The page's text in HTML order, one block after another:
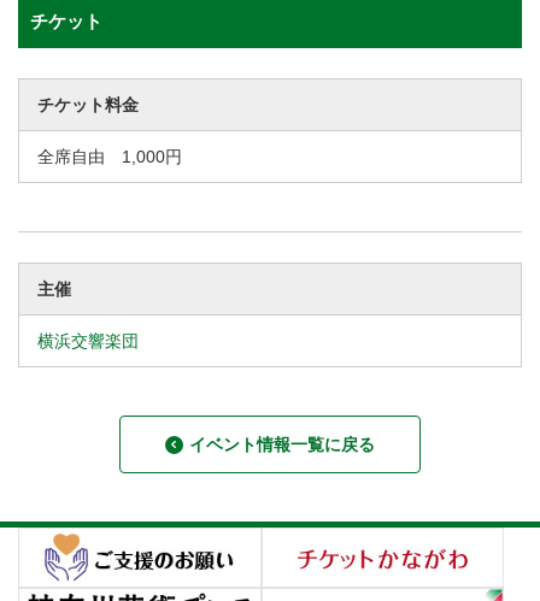
チケット
チケット料金
全席自由 1,000円
主催
横浜交響楽団
イベント情報一覧に戻る